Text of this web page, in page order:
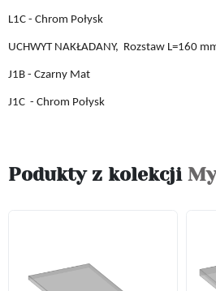
L1C - Chrom Połysk
UCHWYT NAKŁADANY, Rozstaw L=160
J1B - Czarny Mat
J1C - Chrom Połysk
Podukty z kolekcji